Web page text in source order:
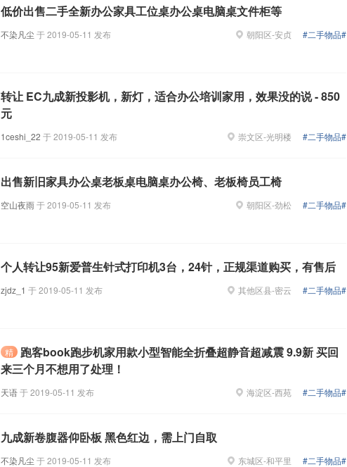
低价出售二手全新办公家具工位桌办公桌电脑桌文件柜等
不染凡尘 于2019-05-11 发布 朝阳区-安贞 #二手物品#
转让 EC九成新投影机，新灯，适合办公培训家用，效果没的说 - 850
元
1ceshi_22 于2019-05-11 发布 崇文区-光明楼 #二手物品#
出售新旧家具办公桌老板桌电脑桌办公椅、老板椅员工椅
空山夜雨于2019-05-11 发布 朝阳区-劲松 #二手物品#
个人转让95新爱普生针式打印机3台，24针，正规渠道购买，有售后
zjdz_1 于2019-05-11 发布 其他区县-密云 #二手物品#
精
跑客book跑步机家用款小型智能全折叠超静音超减震 9.9新 买回
来三个月不想用了处理！
天语于2019-05-11 发布 海淀区-西苑 #二手物品#
九成新卷腹器仰卧板 黑色红边，需上门自取
不染凡尘 于2019-05-11 发布 东城区-和平里 #二手物品#